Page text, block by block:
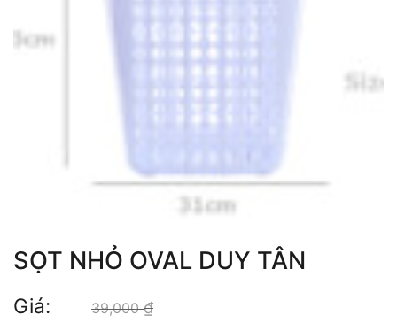
SỌT NHỎ OVAL DUY TÂN
Giá: 39,000₫